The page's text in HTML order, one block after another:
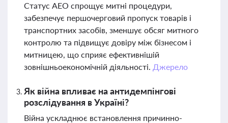
Статус АЕО спрощує митні процедури,
забезпечує першочерговий пропуск товарів і
транспортних засобів, зменшує обсяг митного
контролю та підвищує довіру між бізнесом і
митницею, що сприяє ефективнішій
зовнішньоекономічній діяльності. Джерело
Як війна впливає на антидемпінгові
розслідування в Україні?
Війна ускладнює встановлення причинно-